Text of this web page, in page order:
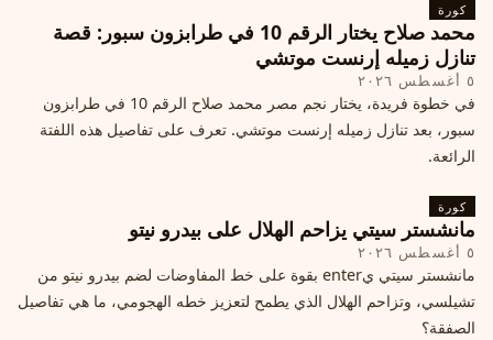
كورة
محمد صلاح يختار الرقم 10 في طرابزون سبور: قصة
تنازل زميله إرنست موتشي
٥ أغسطس ٢٠٢٦
في خطوة فريدة، يختار نجم مصر محمد صلاح الرقم 10 في طرابزون
سبور، بعد تنازل زميله إرنست موتشي. تعرف على تفاصيل هذه اللفتة
الرائعة.
كورة
مانشستر سيتي يزاحم الهلال على بيدرو نيتو
٥ أغسطس ٢٠٢٦
مانشستر سيتي يenter بقوة على خط المفاوضات لضم بيدرو نيتو من
تشيلسي، وتزاحم الهلال الذي يطمح لتعزيز خطه الهجومي، ما هي تفاصيل
الصفقة؟